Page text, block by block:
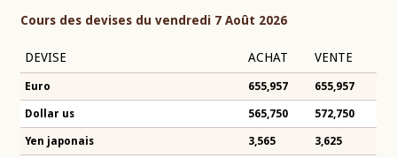
Cours des devises du vendredi 7 Août 2026
DEVISE ACHAT VENTE
Euro 655,957 655,957
Dollar us 565,750 572,750
Yen japonais 3,565 3,625